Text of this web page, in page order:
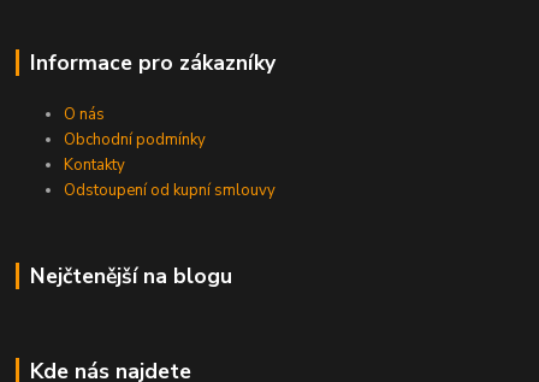
Informace pro zákazníky
O nás
Obchodní podmínky
Kontakty
Odstoupení od kupní smlouvy
Nejčtenější na blogu
Kde nás najdete